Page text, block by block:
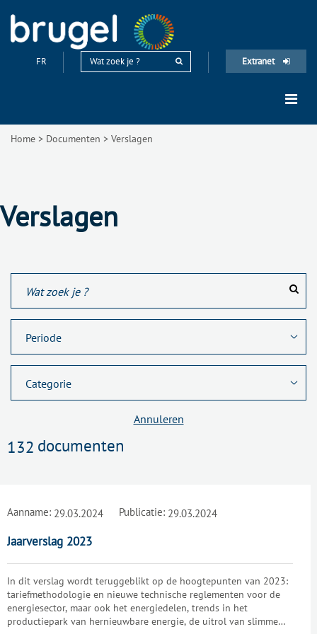
FR Extranet
Home > Documenten > Verslagen
Verslagen
Annuleren
132 documenten
Aanname: 29.03.2024 Publicatie: 29.03.2024
Jaarverslag 2023
In dit verslag wordt teruggeblikt op de hoogtepunten van 2023:
tariefmethodologie en nieuwe technische reglementen voor de
energiesector, maar ook het energiedelen, trends in het
productiepark van hernieuwbare energie, de uitrol van slimme